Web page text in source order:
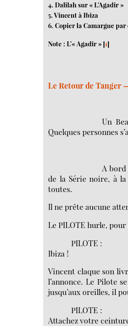
4. Dalilah sur « L’Agadir »
5. Vincent à Ibiza
6. Copier la Camargue
Note : L’« Agadir » [1]
Le Retour de Tanger
Un
Quelques personnes
A bord
de la Série noire, à
toutes.
Il ne prête aucune
Le PILOTE hurle,
PILOTE :
Ibiza !
Vincent claque son
l’annonce. Le Pilote
jusqu’aux oreilles, il
PILOTE :
Attachez votre